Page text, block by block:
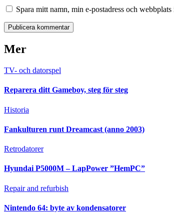
Spara mitt namn, min e-postadress och
Mer
TV- och datorspel
Reparera ditt Gameboy, steg för steg
Historia
Fankulturen runt Dreamcast (anno 2003)
Retrodatorer
Hyundai P5000M – LapPower ”HemPC”
Repair and refurbish
Nintendo 64: byte av kondensatorer